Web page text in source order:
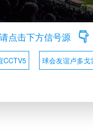
点击下方信号源
CCTV5 球会友谊卢多